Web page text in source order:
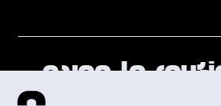
Avec le